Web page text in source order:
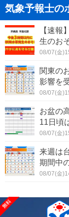
気象予報士の
【速報
生のお
08/07(金
関東の
影響を
08/07(金
お盆の
11日頃
08/07(金
来週は
期間中
08/07(金